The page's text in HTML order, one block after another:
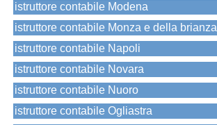
istruttore contabile Modena
istruttore contabile Monza e della brianza
istruttore contabile Napoli
istruttore contabile Novara
istruttore contabile Nuoro
istruttore contabile Ogliastra